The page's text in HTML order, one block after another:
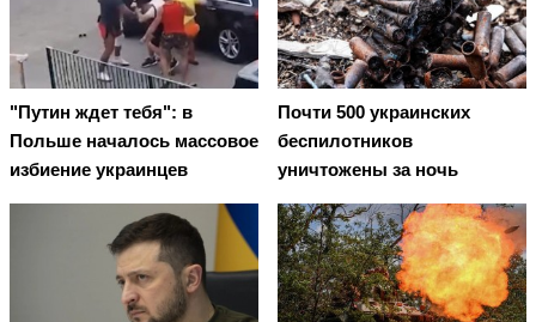
"Путин ждет тебя": в
Польше началось массовое
избиение украинцев
Почти 500 украинских
беспилотников
уничтожены за ночь